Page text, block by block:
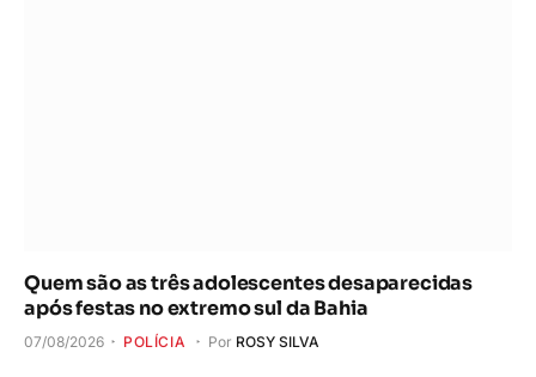
Quem são as três adolescentes desaparecidas
após festas no extremo sul da Bahia
07/08/2026 POLÍCIA Por ROSY SILVA